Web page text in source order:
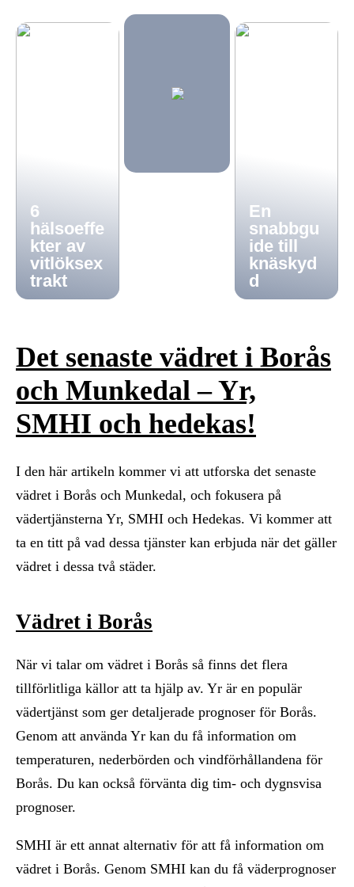
6
hälsoeffe
kter av
vitlöksex
trakt
En
snabbgu
ide till
knäskyd
d
Det senaste vädret i Borås
och Munkedal – Yr,
SMHI och hedekas!
I den här artikeln kommer vi att utforska det senaste
vädret i Borås och Munkedal, och fokusera på
vädertjänsterna Yr, SMHI och Hedekas. Vi kommer att
ta en titt på vad dessa tjänster kan erbjuda när det gäller
vädret i dessa två städer.
Vädret i Borås
När vi talar om vädret i Borås så finns det flera
tillförlitliga källor att ta hjälp av. Yr är en populär
vädertjänst som ger detaljerade prognoser för Borås.
Genom att använda Yr kan du få information om
temperaturen, nederbörden och vindförhållandena för
Borås. Du kan också förvänta dig tim- och dygnsvisa
prognoser.
SMHI är ett annat alternativ för att få information om
vädret i Borås. Genom SMHI kan du få väderprognoser